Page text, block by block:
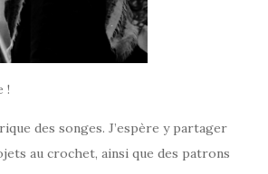
!
des songes. J’espère y partager
au crochet, ainsi que des patrons